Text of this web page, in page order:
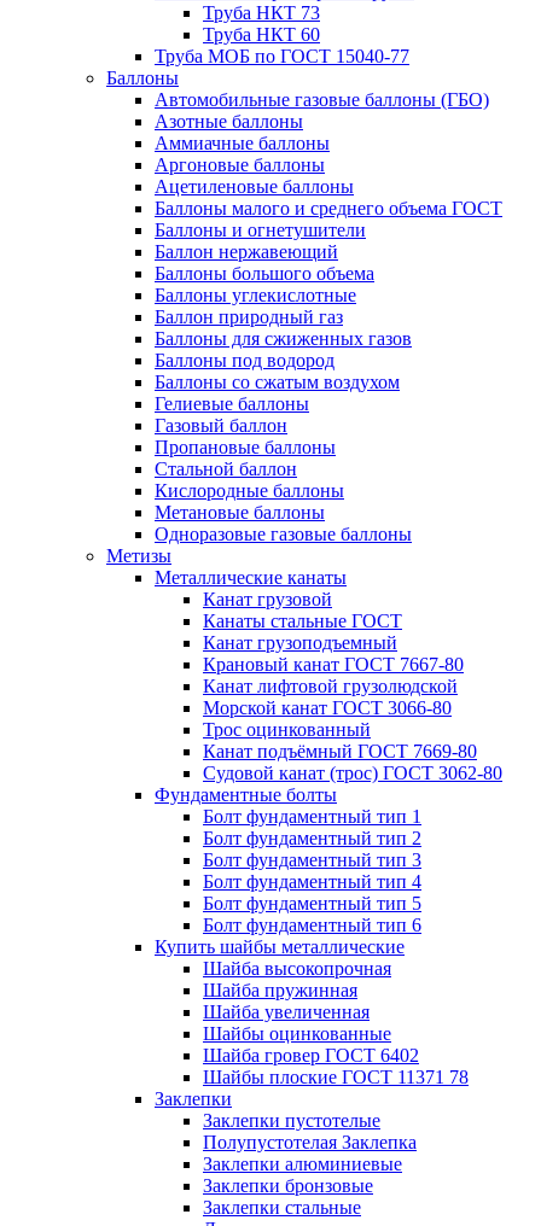
Труба НКТ 73
Труба НКТ 60
Труба МОБ по ГОСТ 15040-77
Баллоны
Автомобильные газовые баллоны (ГБО)
Азотные баллоны
Аммиачные баллоны
Аргоновые баллоны
Ацетиленовые баллоны
Баллоны малого и среднего объема ГОСТ
Баллоны и огнетушители
Баллон нержавеющий
Баллоны большого объема
Баллоны углекислотные
Баллон природный газ
Баллоны для сжиженных газов
Баллоны под водород
Баллоны со сжатым воздухом
Гелиевые баллоны
Газовый баллон
Пропановые баллоны
Стальной баллон
Кислородные баллоны
Метановые баллоны
Одноразовые газовые баллоны
Метизы
Металлические канаты
Канат грузовой
Канаты стальные ГОСТ
Канат грузоподъемный
Крановый канат ГОСТ 7667-80
Канат лифтовой грузолюдской
Морской канат ГОСТ 3066-80
Трос оцинкованный
Канат подъёмный ГОСТ 7669-80
Судовой канат (трос) ГОСТ 3062-80
Фундаментные болты
Болт фундаментный тип 1
Болт фундаментный тип 2
Болт фундаментный тип 3
Болт фундаментный тип 4
Болт фундаментный тип 5
Болт фундаментный тип 6
Купить шайбы металлические
Шайба высокопрочная
Шайба пружинная
Шайба увеличенная
Шайбы оцинкованные
Шайба гровер ГОСТ 6402
Шайбы плоские ГОСТ 11371 78
Заклепки
Заклепки пустотелые
Полупустотелая Заклепка
Заклепки алюминиевые
Заклепки бронзовые
Заклепки стальные